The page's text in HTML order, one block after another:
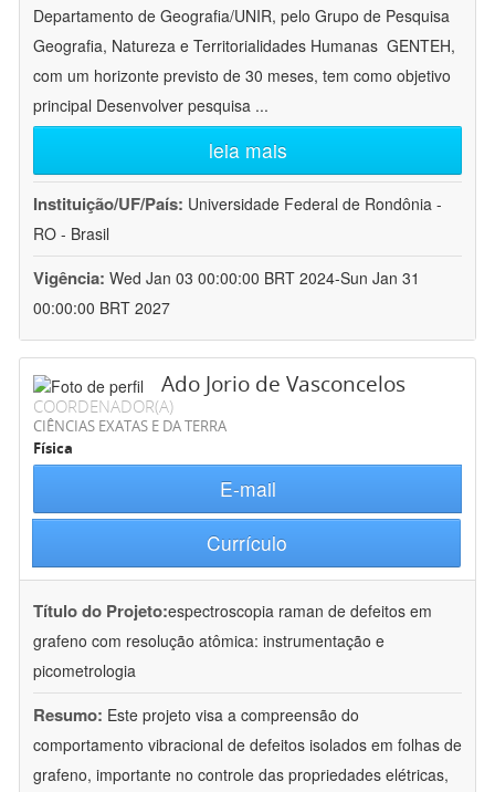
Departamento de Geografia/UNIR, pelo Grupo de Pesquisa
Geografia, Natureza e Territorialidades Humanas  GENTEH,
com um horizonte previsto de 30 meses, tem como objetivo
principal Desenvolver pesquisa ...
leia mais
Instituição/UF/País: Universidade Federal de Rondônia -
RO - Brasil
Vigência: Wed Jan 03 00:00:00 BRT 2024-Sun Jan 31
00:00:00 BRT 2027
Ado Jorio de Vasconcelos
COORDENADOR(A)
CIÊNCIAS EXATAS E DA TERRA
Física
E-mail
Currículo
Título do Projeto:espectroscopia raman de defeitos em
grafeno com resolução atômica: instrumentação e
picometrologia
Resumo: Este projeto visa a compreensão do
comportamento vibracional de defeitos isolados em folhas de
grafeno, importante no controle das propriedades elétricas,